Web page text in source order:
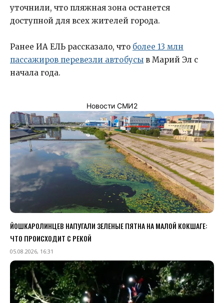
уточнили, что пляжная зона останется
доступной для всех жителей города.
Ранее ИА ЕЛЬ рассказало, что более 13 млн
пассажиров перевезли автобусы в Марий Эл с
начала года.
Новости СМИ2
ЙОШКАРОЛИНЦЕВ НАПУГАЛИ ЗЕЛЕНЫЕ ПЯТНА НА МАЛОЙ КОКШАГЕ:
ЧТО ПРОИСХОДИТ С РЕКОЙ
05.08.2026, 16:31